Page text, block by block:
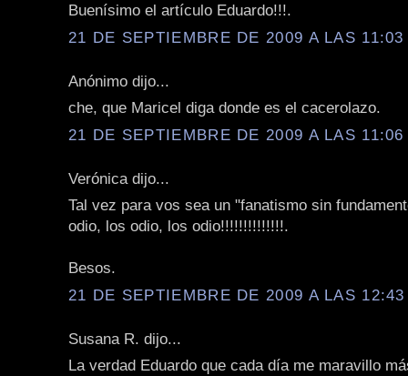
Buenísimo el artículo Eduardo!!!.
21 DE SEPTIEMBRE DE 2009 A LAS
Anónimo dijo...
che, que Maricel diga donde es el cacerolazo.
21 DE SEPTIEMBRE DE 2009 A LAS
Verónica dijo...
Tal vez para vos sea un "fanatismo sin
odio, los odio, los odio!!!!!!!!!!!!!!.
Besos.
21 DE SEPTIEMBRE DE 2009 A LAS 12:43
Susana R. dijo...
La verdad Eduardo que cada día me maravillo